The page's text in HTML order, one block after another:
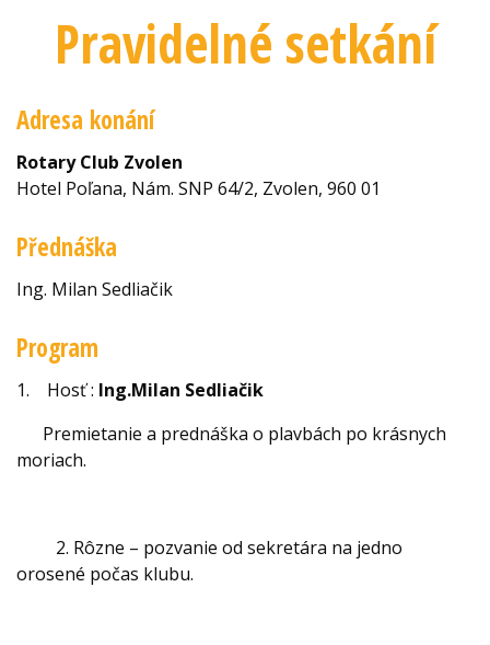
Pravidelné setkání
Adresa konání
Rotary Club Zvolen
Hotel Poľana, Nám. SNP 64/2, Zvolen, 960 01
Přednáška
Ing. Milan Sedliačik
Program
1. Hosť : Ing.Milan Sedliačik
Premietanie a prednáška o plavbách po krásnych
moriach.
2. Rôzne – pozvanie od sekretára na jedno
orosené počas klubu.